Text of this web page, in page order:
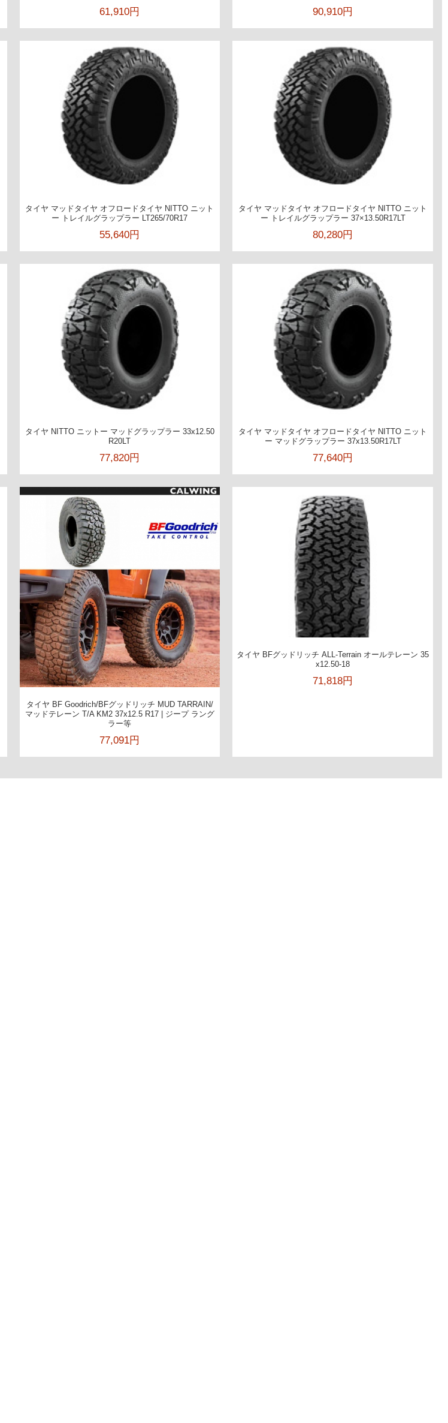
61,910円 90,910円
タイヤ マッドタイヤ オフロードタイヤ NITTO ニット
ー トレイルグラップラー LT265/70R17
55,640円
タイヤ マッドタイヤ オフロードタイヤ NITTO ニット
ー トレイルグラップラー 37×13.50R17LT
80,280円
タイヤ NITTO ニットー マッドグラップラー 33x12.50
R20LT
77,820円
タイヤ マッドタイヤ オフロードタイヤ NITTO ニット
ー マッドグラップラー 37x13.50R17LT
77,640円
タイヤ BF Goodrich/BFグッドリッチ MUD TARRAIN/
マッドテレーン T/A KM2 37x12.5 R17 | ジープ ラング
ラー等
77,091円
タイヤ BFグッドリッチ ALL-Terrain オールテレーン 35
x12.50-18
71,818円